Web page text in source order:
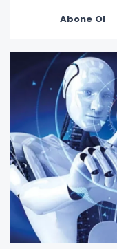
Abone Ol